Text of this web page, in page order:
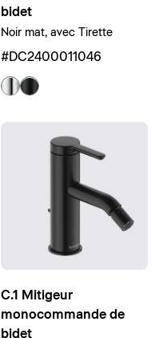
bidet
Noir mat, avec Tirette
#DC2400011046
C.1 Mitigeur
monocommande de
bidet